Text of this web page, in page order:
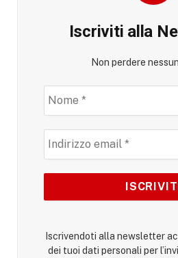
Iscriviti alla
Non perdere
Iscrivendoti alla newsletter
dei tuoi dati personali per